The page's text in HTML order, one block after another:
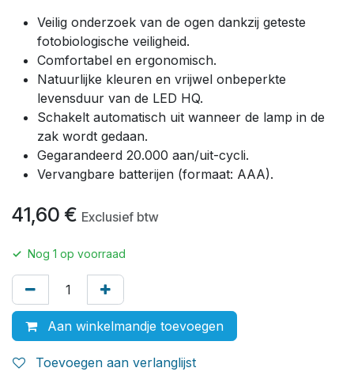
Veilig onderzoek van de ogen dankzij geteste
fotobiologische veiligheid.
Comfortabel en ergonomisch.
Natuurlijke kleuren en vrijwel onbeperkte
levensduur van de LED HQ.
Schakelt automatisch uit wanneer de lamp in de
zak wordt gedaan.
Gegarandeerd 20.000 aan/uit-cycli.
Vervangbare batterijen (formaat: AAA).
41,60 € Exclusief btw
✓ Nog 1 op voorraad
Aan winkelmandje toevoegen
Toevoegen aan verlanglijst